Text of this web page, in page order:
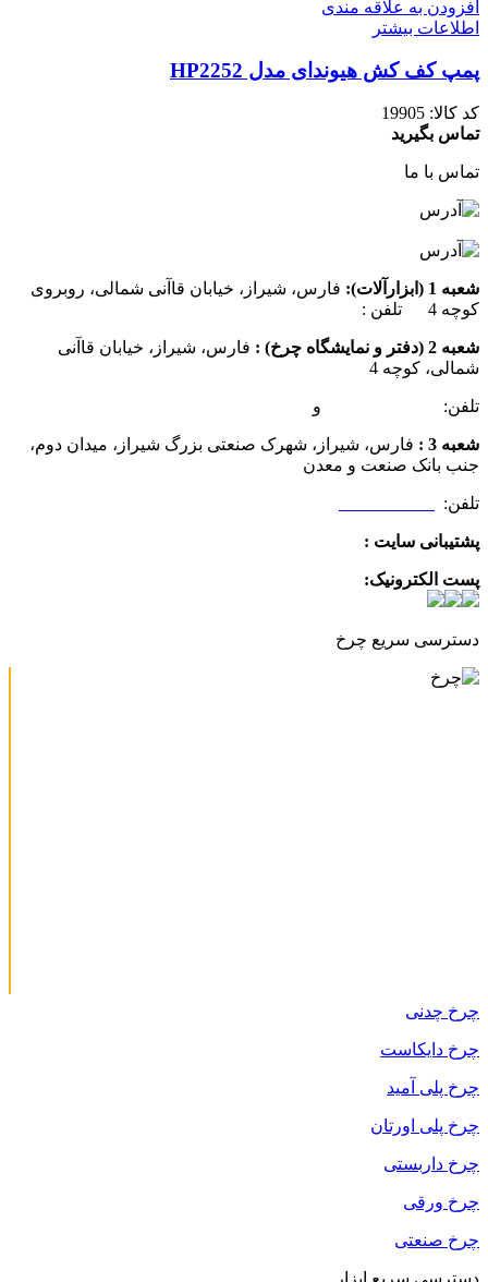
افزودن به علاقه مندی
اطلاعات بیشتر
پمپ کف کش هیوندای مدل HP2252
کد کالا: 19905
تماس بگیرید
تماس با ما
شعبه 1 (ابزارآلات):
فارس، شیراز، خیابان قاآنی شمالی، روبروی
کوچه 4 تلفن :
شعبه 2 (دفتر و نمایشگاه چرخ) :
فارس، شیراز، خیابان قاآنی
شمالی، کوچه 4
تلفن: و
شعبه 3 :
فارس، شیراز، شهرک صنعتی بزرگ شیراز، میدان دوم،
جنب بانک صنعت و معدن
تلفن:
پشتیبانی سایت :
پست الکترونیک:
دسترسی سریع چرخ
چرخ چدنی
چرخ دایکاست
چرخ پلی آمید
چرخ پلی اورتان
چرخ داربستی
چرخ ورقی
چرخ صنعتی